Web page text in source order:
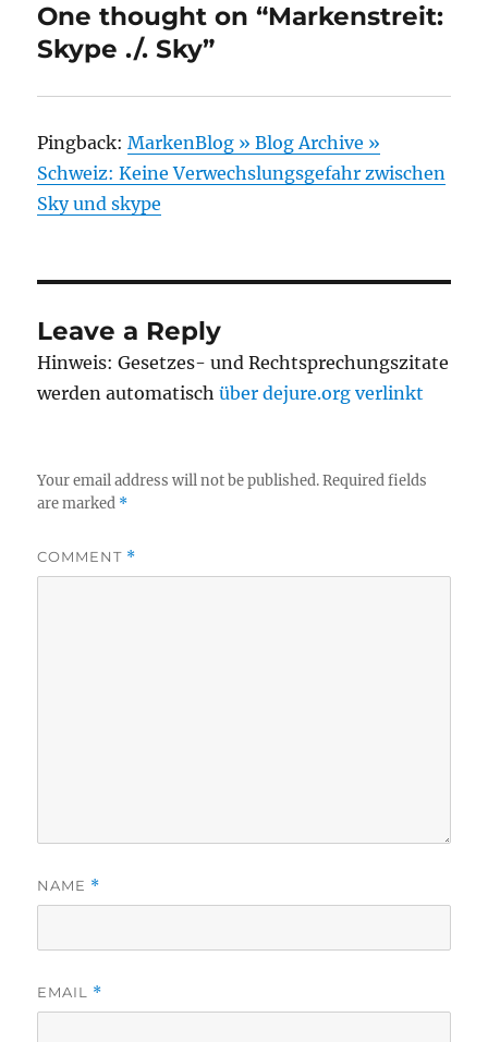
One thought on “Markenstreit:
Skype ./. Sky”
Pingback:MarkenBlog » Blog Archive »
Schweiz: Keine Verwechslungsgefahr zwischen
Sky und skype
Leave a Reply
Hinweis: Gesetzes- und Rechtsprechungszitate
werden automatischüber dejure.org verlinkt
Your email address will not be published. Required fields
are marked *
COMMENT *
NAME *
EMAIL *